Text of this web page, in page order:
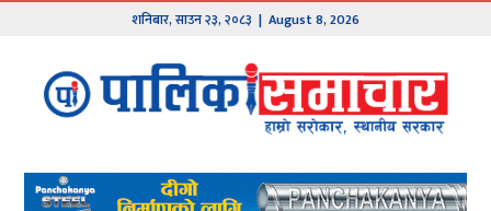
शनिबार,साउन२३,२०८३ | August 8, 2026
मुख्य
समाचार
हाम्रो